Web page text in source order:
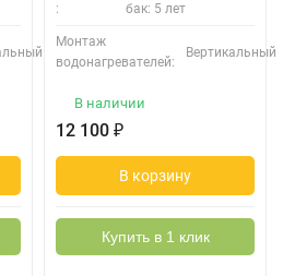
:
бак: 5 лет
Монтаж
водонагревателей:
Вертикальный
В наличии
12 100 ₽
В корзину
Купить в 1 клик